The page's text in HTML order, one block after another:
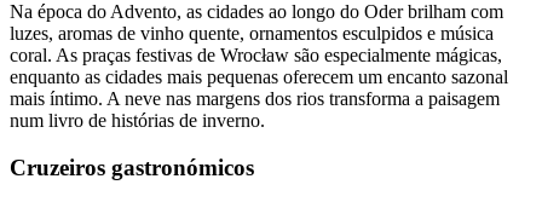
Na época do Advento, as cidades ao longo do Oder brilham com
luzes, aromas de vinho quente, ornamentos esculpidos e música
coral. As praças festivas de Wrocław são especialmente mágicas,
enquanto as cidades mais pequenas oferecem um encanto sazonal
mais íntimo. A neve nas margens dos rios transforma a paisagem
num livro de histórias de inverno.
Cruzeiros gastronómicos